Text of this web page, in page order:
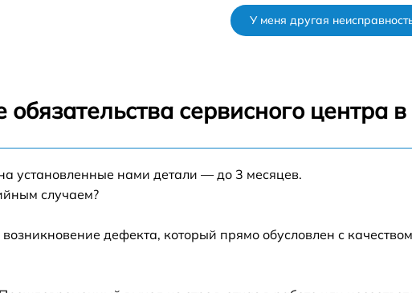
У меня другая
обязательства сервисного центра
установленные нами детали — до 3 месяцев.
случаем?
дефекта, который прямо обусловлен с